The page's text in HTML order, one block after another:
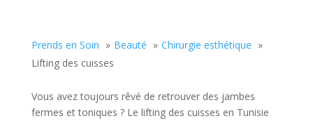
Prends en Soin Beauté
Chirurgie esthétique
Lifting des cuisses
Vous avez toujours rêvé de retrouver des jambes
fermes et toniques ? Le lifting des cuisses en Tunisie